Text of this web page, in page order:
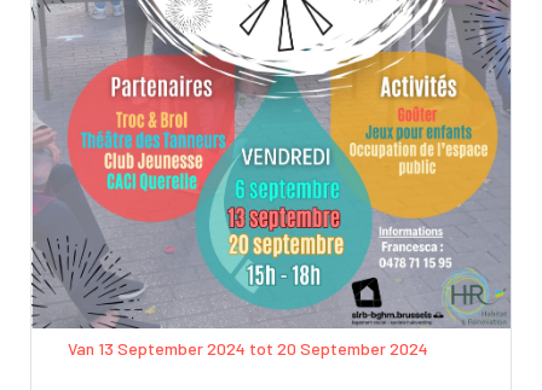
Van 13 September 2024 tot 20 September 2024